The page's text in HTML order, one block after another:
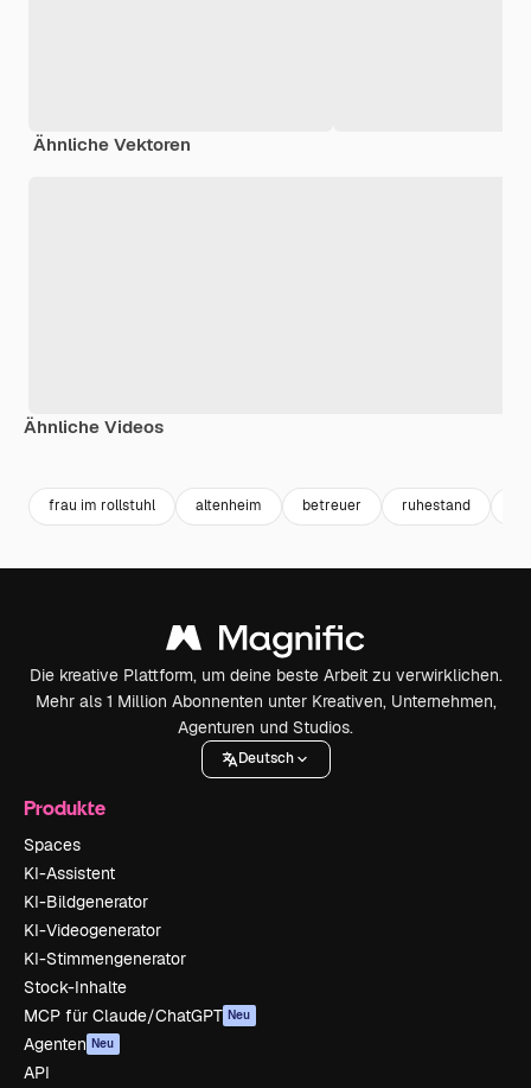
Ähnliche Vektoren
Ähnliche Videos
frau im rollstuhl altenheim betreuer ruhestand
Die kreative Plattform, um deine beste Arbeit zu verwirklichen.
Mehr als 1 Million Abonnenten unter Kreativen, Unternehmen,
Agenturen und Studios.
Deutsch
Produkte
Spaces
KI-Assistent
KI-Bildgenerator
KI-Videogenerator
KI-Stimmengenerator
Stock-Inhalte
MCP für Claude/ChatGPT Neu
Agenten Neu
API